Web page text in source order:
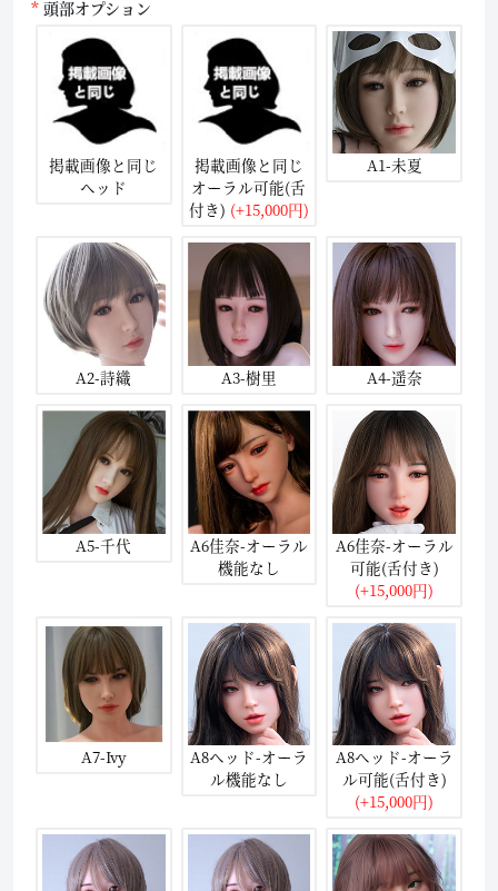
頭部オプション
掲載画像と同じ
ヘッド
掲載画像と同じ
オーラル可能(舌
付き) (+15,000円)
A1-未夏
A2-詩織 A3-樹里 A4-遥奈
A5-千代
A6佳奈-オーラル
機能なし
A6佳奈-オーラル
可能(舌付き)
(+15,000円)
A7-Ivy
A8ヘッド-オーラ
ル機能なし
A8ヘッド-オーラ
ル可能(舌付き)
(+15,000円)